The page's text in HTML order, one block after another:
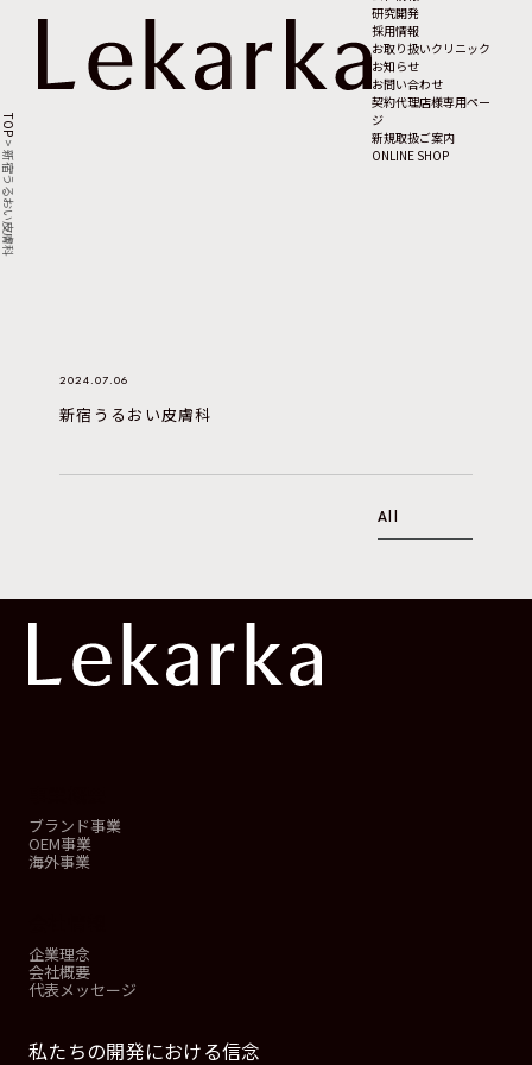
研究開発
採用情報
お取り扱いクリニック
お知らせ
お問い合わせ
契約代理店様専用ペー
ジ
新規取扱ご案内
ONLINE SHOP
TOP
>
新宿うるおい皮膚科
2024.07.06
新宿うるおい皮膚科
All
ブランド事業
OEM事業
海外事業
企業理念
会社概要
代表メッセージ
私たちの開発における信念